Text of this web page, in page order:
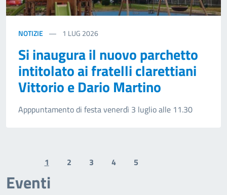
NOTIZIE 1 LUG 2026
Si inaugura il nuovo parchetto
intitolato ai fratelli clarettiani
Vittorio e Dario Martino
Apppuntamento di festa venerdì 3 luglio alle 11.30
Previous page
1 2 3 4 5
Eventi